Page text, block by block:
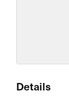
Details